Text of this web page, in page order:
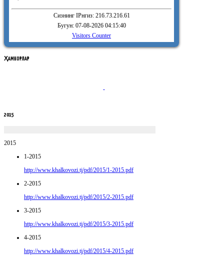
Сизнинг IPнгиз: 216.73.216.61
Бугун: 07-08-2026 04:15:40
Visitors Counter
ҲАМКОРЛАР
2015
2015
1-2015
http://www.khalkovozi.tj/pdf/2015/1-2015.pdf
2-2015
http://www.khalkovozi.tj/pdf/2015/2-2015.pdf
3-2015
http://www.khalkovozi.tj/pdf/2015/3-2015.pdf
4-2015
http://www.khalkovozi.tj/pdf/2015/4-2015.pdf